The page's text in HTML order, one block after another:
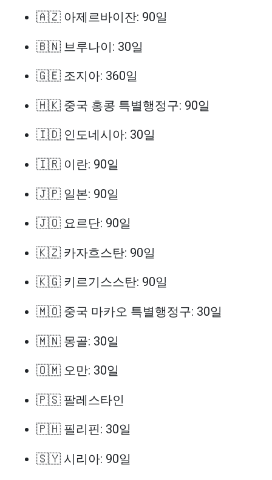
🇦🇿 아제르바이잔: 90일
🇧🇳 브루나이: 30일
🇬🇪 조지아: 360일
🇭🇰 중국 홍콩 특별행정구: 90일
🇮🇩 인도네시아: 30일
🇮🇷 이란: 90일
🇯🇵 일본: 90일
🇯🇴 요르단: 90일
🇰🇿 카자흐스탄: 90일
🇰🇬 키르기스스탄: 90일
🇲🇴 중국 마카오 특별행정구: 30일
🇲🇳 몽골: 30일
🇴🇲 오만: 30일
🇵🇸 팔레스타인
🇵🇭 필리핀: 30일
🇸🇾 시리아: 90일